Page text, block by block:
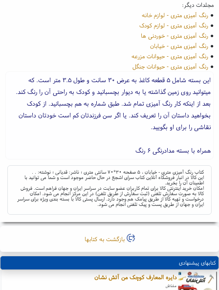
مجلدات دیگر:
●رنگ آمیزی متری - لوازم خانه
●رنگ آمیزی متری - لوازم کودک
●رنگ آمیزی متری - خوردنی ها
●رنگ آمیزی متری - خیابان
●رنگ آمیزی متری - حیوانات مزرعه
●رنگ آمیزی متری - حیوانات جنگل
این بسته شامل ۵ قطعه کاغذ به عرض ۳۰ سانت و طول ۳.۵ متر است. که
میتوانید روی زمین گذاشته یا به دیوار بچسبانید و کودک به راحتی آن را رنگ کند.
بعد از اینکه کار رنگ آمیزی تمام شد. طبق شماره به هم بچسبانید. از کودک
بخواهید داستان آن را تعریف کند. یا اگر سن فرزندتان کم است خودتان داستان
نقاشی را برای او بگویید.
همراه با بسته مدادرنگی ۶ رنگ
کتاب رنگ آمیزی متری - خیابان ، ۵ صفحه ۳۰*۷۰ سانتی متری ؛ ناشر: قدیانی ؛ نوشته: . .
این کالا در انبار فروشگاه آنلاین کتاب سرای اشجع در حال حاضر موجود است و شما می توانید با
اطمینان آن را بخرید.
امکان خرید اینترنتی کالا برای تمام کاربران عضو سایت در سراسر ایران و جهان فراهم است. فروش
کالا به صورت سفارش تلفنی (ثبت سفارش از طریق تلفن) در این مرکز انجام می شود. امکان
درخواست و تهیه کالا از طریق پیامک هم وجود دارد. ارسال پستی کالا با بسته بندی ویژه برای سراسر
ایران و جهان از طریق پست و پیک تلفنی انجام می شود.
بازگشت به کتابها
کتابهای پیشنهادی
دایره المعارف کوچک من آتش نشان
مشاغل